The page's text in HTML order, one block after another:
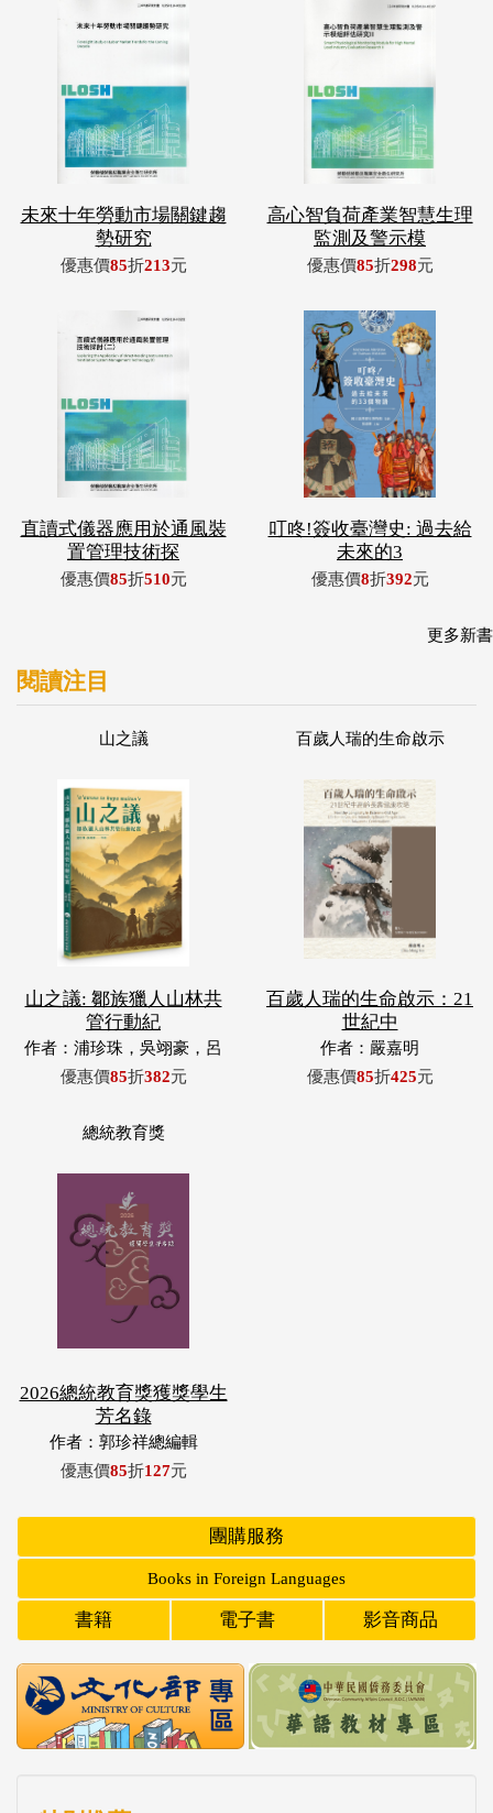
未來十年勞動市場關鍵趨
勢研究
優惠價85折213元
高心智負荷產業智慧生理
監測及警示模
優惠價85折298元
直讀式儀器應用於通風裝
置管理技術探
優惠價85折510元
叮咚!簽收臺灣史: 過去給
未來的3
優惠價8折392元
更多新書
閱讀注目
山之議
山之議: 鄒族獵人山林共
管行動紀
作者：浦珍珠，吳翊豪，呂
翊齊，張惠東，許玉青，王
優惠價85折382元
百歲人瑞的生命啟示
百歲人瑞的生命啟示：21
世紀中
作者：嚴嘉明
優惠價85折425元
總統教育獎
2026總統教育獎獲獎學生
芳名錄
作者：郭珍祥總編輯
優惠價85折127元
團購服務
Books in Foreign Languages
書籍 電子書 影音商品